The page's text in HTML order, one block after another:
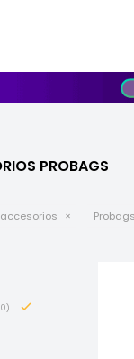
PROBAGS
Probags